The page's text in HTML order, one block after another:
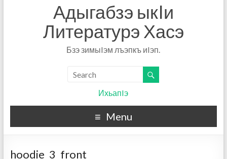
Адыгабзэ ыкIи
Литературэ Хасэ
Бзэ зимыIэм лъэпкъ иIэп.
ИхьапIэ
Menu
hoodie_3_front